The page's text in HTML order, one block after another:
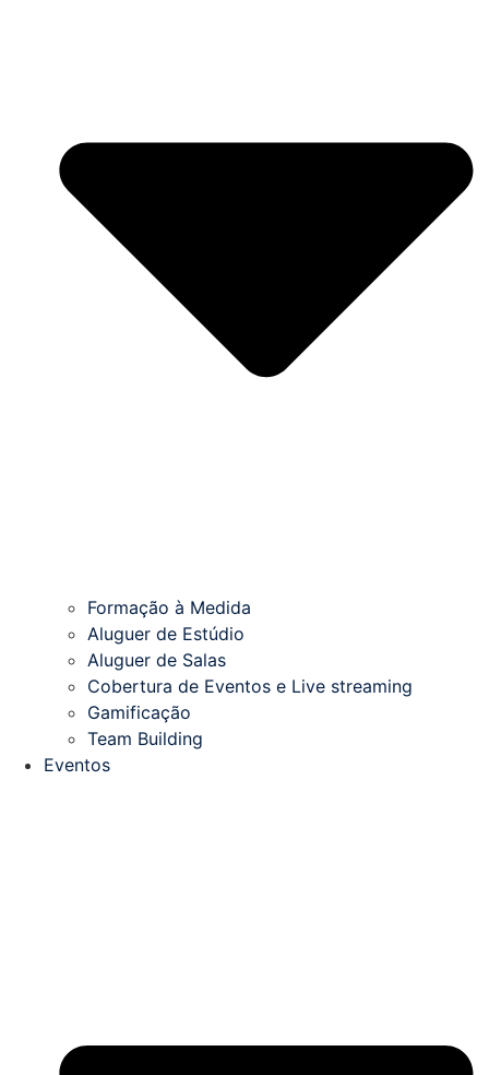
Formação à Medida
Aluguer de Estúdio
Aluguer de Salas
Cobertura de Eventos e Live streaming
Gamificação
Team Building
Eventos